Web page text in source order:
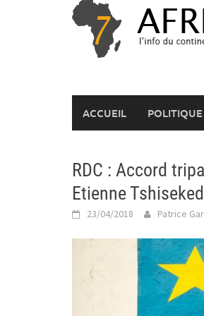
ACCUEIL POLITIQUE
RDC : Accord
Etienne
23/04/2018 Patrice